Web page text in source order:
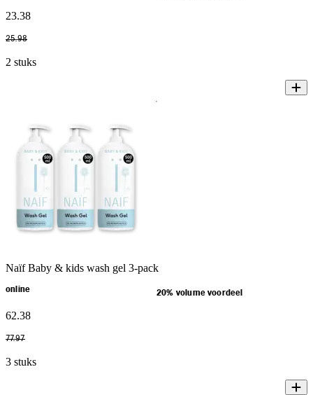
23.38
25.98
2 stuks
Naïf Baby & kids wash gel 3-pack
online 20% volume voordeel
62.38
77.97
3 stuks